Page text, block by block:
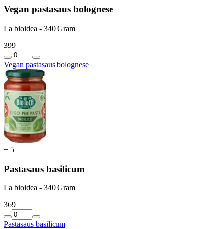
Vegan pastasaus bolognese
La bioidea - 340 Gram
399
Vegan pastasaus bolognese
+ 5
Pastasaus basilicum
La bioidea - 340 Gram
369
Pastasaus basilicum